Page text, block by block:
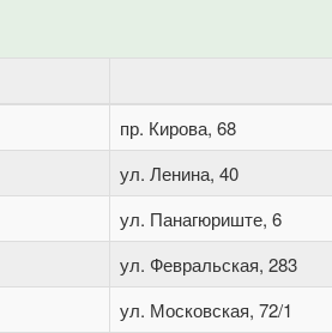
пр. Кирова, 68
ул. Ленина, 40
ул. Панагюриште, 6
ул. Февральская, 283
ул. Московская, 72/1